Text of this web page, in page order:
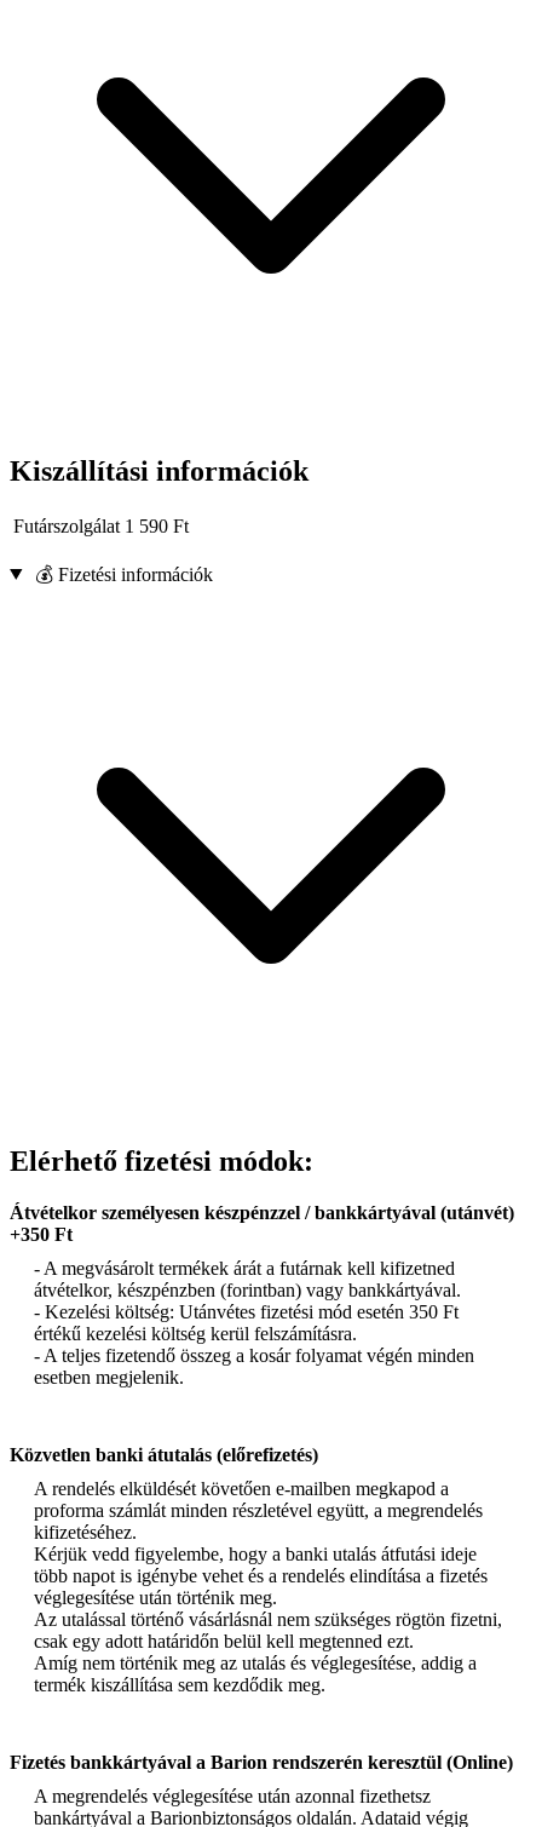
Kiszállítási információk
Futárszolgálat 1 590 Ft
💰 Fizetési információk
Elérhető fizetési módok:
Átvételkor személyesen készpénzzel / bankkártyával (utánvét)
+350 Ft
- A megvásárolt termékek árát a futárnak kell kifizetned
átvételkor, készpénzben (forintban) vagy bankkártyával.
- Kezelési költség: Utánvétes fizetési mód esetén 350 Ft
értékű kezelési költség kerül felszámításra.
- A teljes fizetendő összeg a kosár folyamat végén minden
esetben megjelenik.
Közvetlen banki átutalás (előrefizetés)
A rendelés elküldését követően e-mailben megkapod a
proforma számlát minden részletével együtt, a megrendelés
kifizetéséhez.
Kérjük vedd figyelembe, hogy a banki utalás átfutási ideje
több napot is igénybe vehet és a rendelés elindítása a fizetés
véglegesítése után történik meg.
Az utalással történő vásárlásnál nem szükséges rögtön fizetni,
csak egy adott határidőn belül kell megtenned ezt.
Amíg nem történik meg az utalás és véglegesítése, addig a
termék kiszállítása sem kezdődik meg.
Fizetés bankkártyával a Barion rendszerén keresztül (Online)
A megrendelés véglegesítése után azonnal fizethetsz
bankártyával a Barionbiztonságos oldalán. Adataid végig